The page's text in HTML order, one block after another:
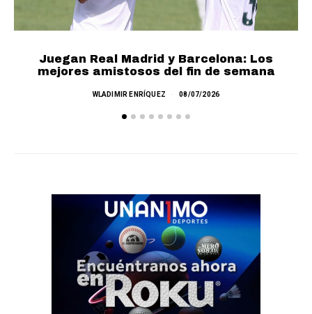
Juegan Real Madrid y Barcelona: Los
mejores amistosos del fin de semana
WLADIMIR ENRÍQUEZ 08/07/2026